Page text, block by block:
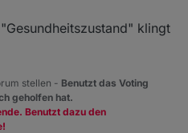
klingt
stellen - Benutzt das Voting
geholfen hat.
Benutzt dazu den